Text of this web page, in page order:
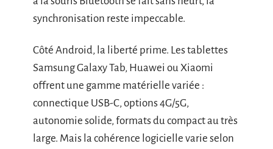
synchronisation reste impeccable.
Côté Android, la liberté prime. Les tablettes
Samsung Galaxy Tab, Huawei ou Xiaomi
offrent une gamme matérielle variée :
connectique USB-C, options 4G/5G,
autonomie solide, formats du compact au très
large. Mais la cohérence logicielle varie selon